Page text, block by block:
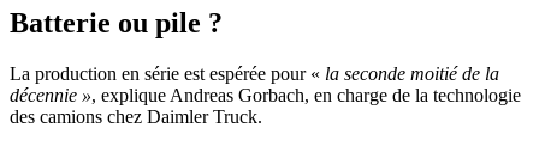
Batterie ou pile ?
La production en série est espérée pour « la seconde moitié de la
décennie », explique Andreas Gorbach, en charge de la technologie
des camions chez Daimler Truck.